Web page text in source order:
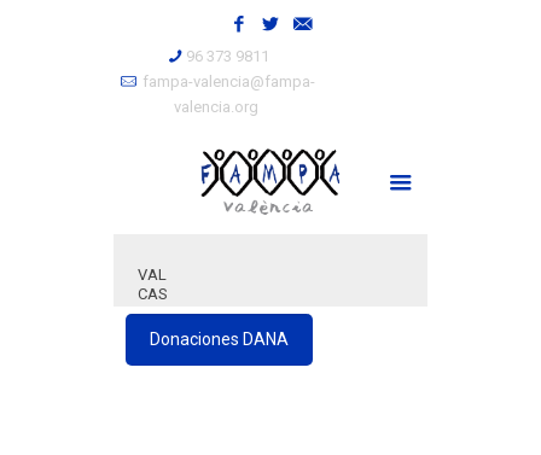
96 373 9811
fampa-valencia@fampa-
valencia.org
VAL
CAS
Donaciones DANA